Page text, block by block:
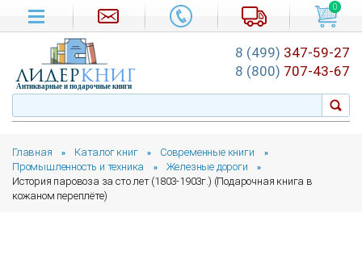
Главная » Каталог книг » Современные книги »
Промышленность и техника » Железные дороги »
История паровоза за сто лет (1803-1903г.) (Подарочная книга в
кожаном переплёте)
0
лидеркниг
Антикварные и подарочные книги
8 (499) 347-59-27
8 (800) 707-43-67